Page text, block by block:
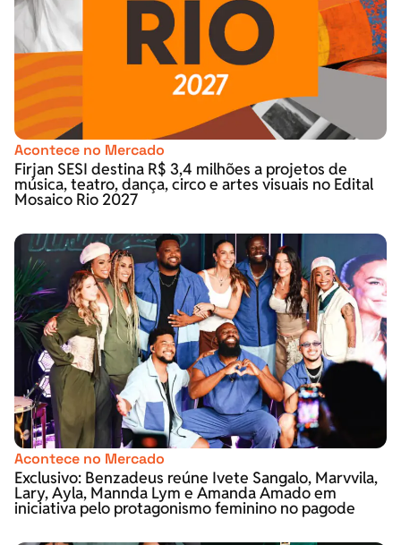
Acontece no Mercado
Firjan SESI destina R$ 3,4 milhões a projetos de
música, teatro, dança, circo e artes visuais no Edital
Mosaico Rio 2027
Acontece no Mercado
Exclusivo: Benzadeus reúne Ivete Sangalo, Marvvila,
Lary, Ayla, Mannda Lym e Amanda Amado em
iniciativa pelo protagonismo feminino no pagode